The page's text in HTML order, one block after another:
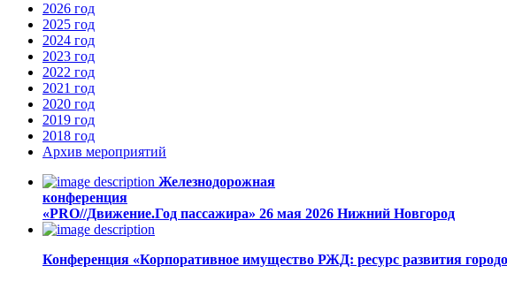
2026 год
2025 год
2024 год
2023 год
2022 год
2021 год
2020 год
2019 год
2018 год
Архив мероприятий
Железнодорожная
конференция
«PRO//Движение.Год пассажира» 26 мая 2026 Нижний Новгород
Конференция «Корпоративное имущество РЖД: ресурс развития